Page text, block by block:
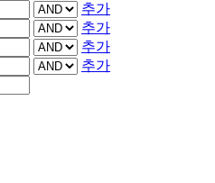
추가
추가
추가
추가